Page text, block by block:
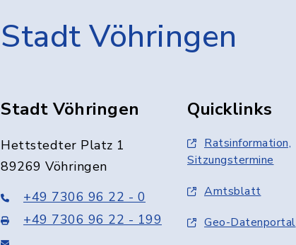
Stadt Vöhringen
Stadt Vöhringen
Hettstedter Platz 1
89269 Vöhringen
+49 7306 96 22 - 0
+49 7306 96 22 - 199
Quicklinks
Ratsinformation,
Sitzungstermine
Amtsblatt
Geo-Datenportal